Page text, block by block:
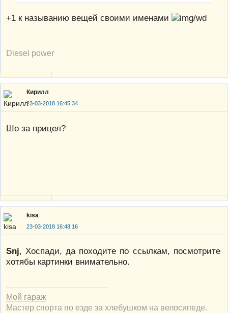
+1 к называнию вещей своими именами
Diesel power
Кирилл
23-03-2018 16:45:34
Шо за прицел?
kisa
23-03-2018 16:48:16
Snj, Хоспади, да походите по ссылкам, посмотрите
хотябы картинки внимательно.
Мой гараж
Мастер спорта по езде за хлебушком на велосипеде.